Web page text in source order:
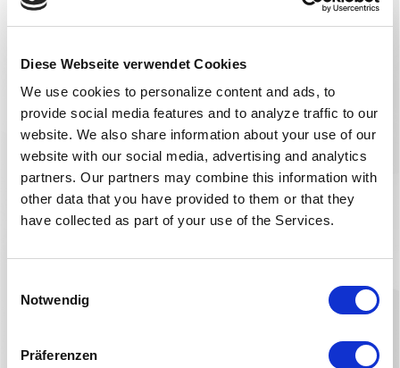
Diese Webseite verwendet Cookies
We use cookies to personalize content and ads, to
provide social media features and to analyze traffic to our
website. We also share information about your use of our
website with our social media, advertising and analytics
partners. Our partners may combine this information with
other data that you have provided to them or that they
have collected as part of your use of the Services.
Notwendig
Präferenzen
Aus dem Büro direkt ins “Freudenhaus” -
projo lud zum Community Dinner nach
Hamburg 🚢 ⚓ in eben dieses (wirklich
ganz großartige) Restaurant ein.
Unter den 20 Gästen waren auch unsere
GmbH.
Wir kommen gerne auch in Eure Stadt!